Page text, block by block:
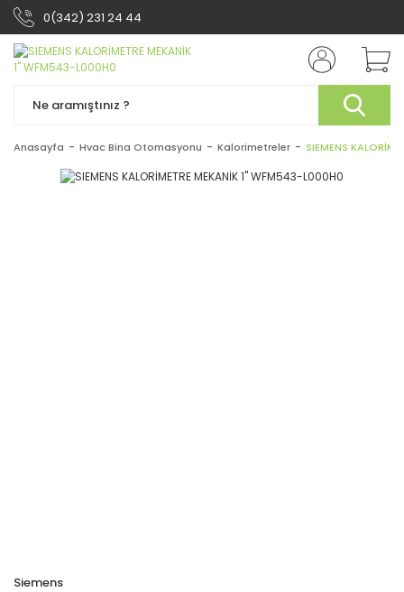
0(342) 231 24 44
Anasayfa Hvac Bina Otomasyonu Kalorimetreler SIEMENS
Siemens